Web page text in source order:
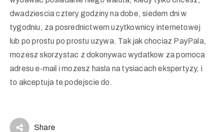
dwadziescia cztery godziny na dobe, siedem dni w
tygodniu, za posrednictwem uzytkownicy internetowej
lub po prostu po prostu uzywa. Tak jak chociaz PayPala,
mozesz skorzystac z dokonywac wydatkow za pomoca
adresu e-mail i mozesz hasla na tysiacach ekspertyzy, i
to akceptuja te podejscie do.
Share